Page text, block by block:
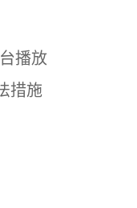
播放
措施